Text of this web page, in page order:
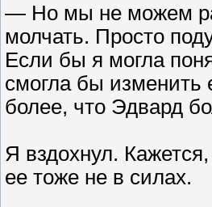
— Но мы не можем
молчать. Просто
Если бы я могла
смогла бы изменить
более, что Эдвард
Я вздохнул.
ее тоже не в силах.